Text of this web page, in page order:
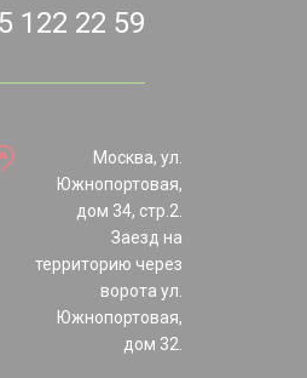
122 22 59
Москва, ул.
Южнопортовая,
дом 34, стр.2.
Заезд на
территорию через
ворота ул.
Южнопортовая,
дом 32.